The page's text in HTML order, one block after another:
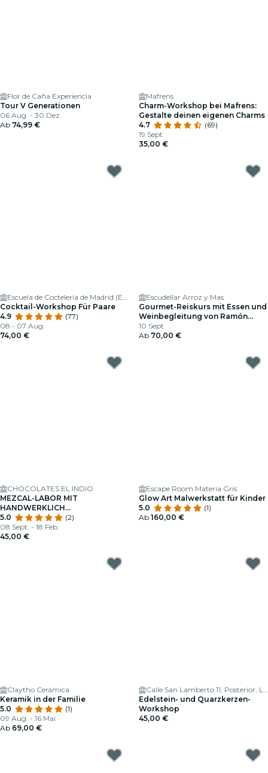
Flor de Caña Experiencia
Tour V Generationen
06 Aug. - 30 Dez.
Ab 74,99 €
Mafrens
Charm-Workshop bei Mafrens:
Gestalte deinen eigenen Charms
4.7
(69)
19 Sept.
35,00 €
Escuela de Coctelería de Madrid (ESCOM)
Cocktail-Workshop Für Paare
4.9
(77)
08 - 07 Aug.
74,00 €
Escudellar Arroz y Mas
Gourmet-Reiskurs mit Essen und
Weinbegleitung von Ramón
Bilbao
10 Sept.
Ab 70,00 €
CHOCOLATES EL INDIO
MEZCAL-LABOR MIT
HANDWERKLICH
HERGESTELLTEN PRALINEN
5.0
(2)
08 Sept. - 18 Feb.
45,00 €
Escape Room Materia Gris
Glow Art Malwerkstatt für Kinder
5.0
(1)
Ab 160,00 €
Claytho Cerámica
Keramik in der Familie
5.0
(1)
09 Aug. - 16 Mai
Ab 69,00 €
Calle San Lamberto 11, Posterior, La Elipa
Edelstein- und Quarzkerzen-
Workshop
45,00 €